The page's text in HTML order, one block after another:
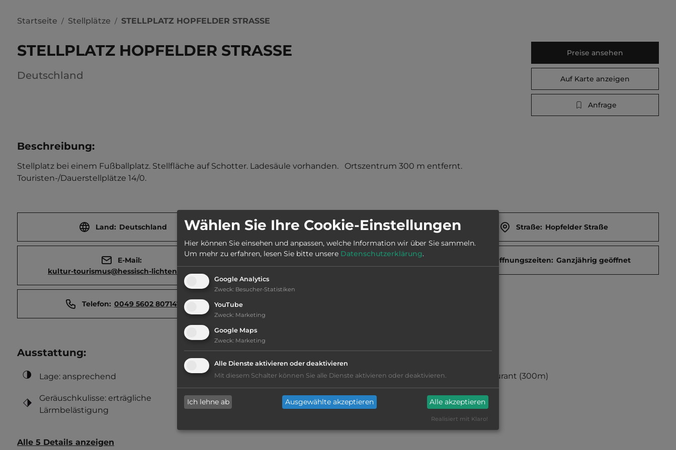
Startseite / Stellplätze / STELLPLATZ HOPFELDER STRASSE
STELLPLATZ HOPFELDER STRASSE
Deutschland
Preise ansehen
Auf Karte anzeigen
Anfrage
Beschreibung:
Stellplatz bei einem Fußballplatz. Stellfläche auf Schotter. Ladesäule vorhanden.   Ortszentrum 300 m entfernt.
Touristen-/Dauerstellplätze 14/0.
Land: Deutschland Stadt: 37235 Hess. Lichtenau Straße: Hopfelder Straße
E-Mail:
kultur-tourismus@hessisch-lichtenau.de
Öffnungszeiten: Ganzjährig geöffnet
Telefon: 0049 5602 807147
Ausstattung:
Lage: ansprechend
Geräuschkulisse: erträgliche
Lärmbelästigung
kiesig, harter Grund
Lebensmittelverkauf(300m)
Restaurant (300m)
Alle 5 Details anzeigen
Wählen Sie Ihre Cookie-Einstellungen
Hier können Sie einsehen und anpassen, welche Information wir über Sie sammeln.
Um mehr zu erfahren, lesen Sie bitte unsere Datenschutzerklärung.
Google Analytics
Zweck: Besucher-Statistiken
YouTube
Zweck: Marketing
Google Maps
Zweck: Marketing
Alle Dienste aktivieren oder deaktivieren
Mit diesem Schalter können Sie alle Dienste aktivieren oder deaktivieren.
Ich lehne ab Ausgewählte akzeptieren Alle akzeptieren
Realisiert mit Klaro!